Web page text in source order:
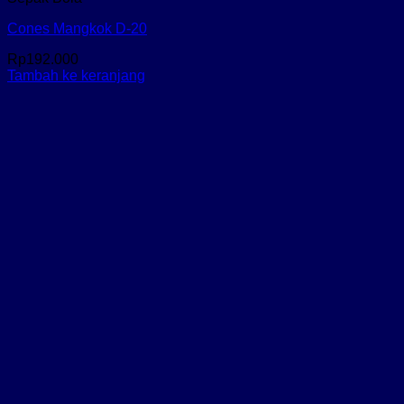
Cones Mangkok D-20
Rp192.000
Tambah ke keranjang